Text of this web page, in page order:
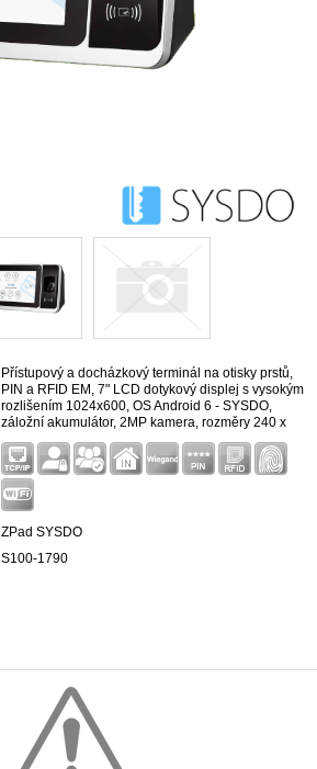
Přístupový a docházkový terminál na otisky prstů,
PIN a RFID EM, 7" LCD dotykový displej s vysokým
rozlišením 1024x600, OS Android 6 - SYSDO,
záložní akumulátor, 2MP kamera, rozměry 240 x
130 x 45mm, napájení 12VDC. Nástupce čtečky
BIOPAD-A SYSDO
ZPad SYSDO
S100-1790